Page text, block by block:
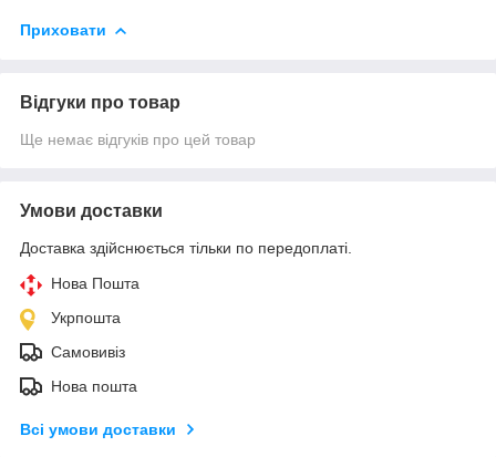
Приховати
Відгуки про товар
Ще немає відгуків про цей товар
Умови доставки
Доставка здійснюється тільки по передоплаті.
Нова Пошта
Укрпошта
Самовивіз
Нова пошта
Всі умови доставки